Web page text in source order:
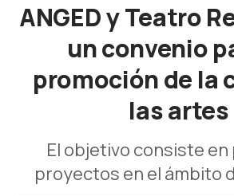
ANGED y Teatro
un convenio
promoción de la
las artes
El objetivo consiste
proyectos en el ámbito